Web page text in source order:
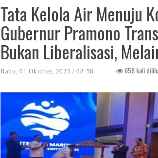
Tata Kelola Air Menuju
Gubernur Pramono
Bukan Liberalisasi,
Rabu, 01 Oktober, 2025 / 08:58 658 kali